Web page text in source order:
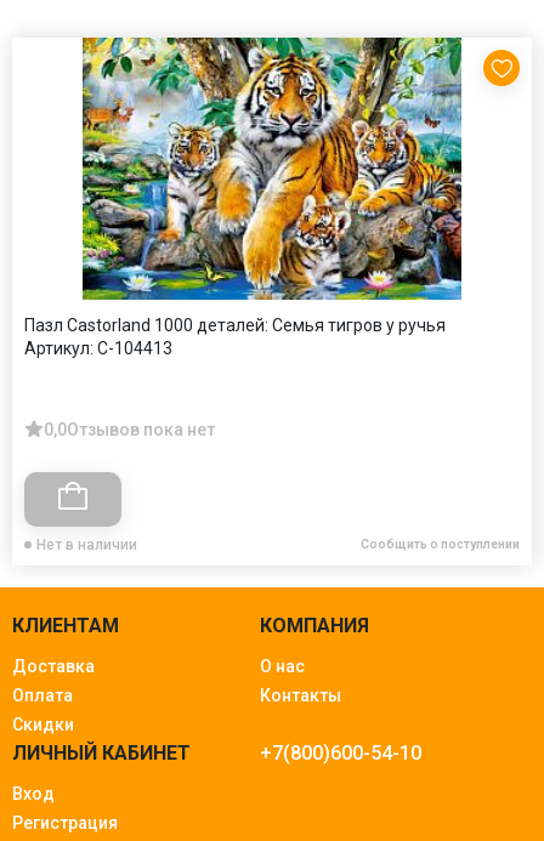
Пазл Castorland 1000 деталей: Семья тигров у ручья
Артикул: C-104413
0,0Отзывов пока нет
Нет в наличии Сообщить о поступлении
КЛИЕНТАМ
Доставка
Оплата
Скидки
КОМПАНИЯ
О нас
Контакты
ЛИЧНЫЙ КАБИНЕТ
Вход
Регистрация
+7(800)600-54-10